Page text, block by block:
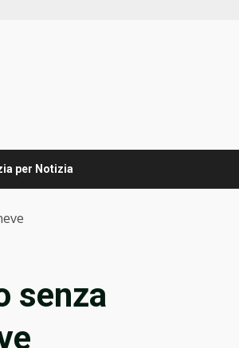
per Notizia
senza